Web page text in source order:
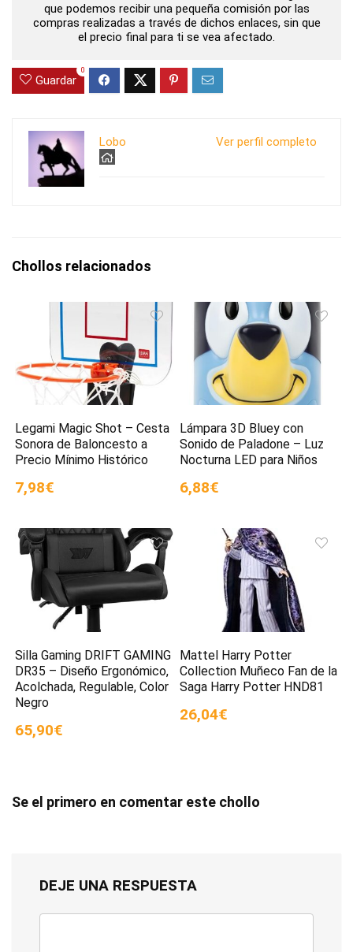
que podemos recibir una pequeña comisión por las
compras realizadas a través de dichos enlaces, sin que
el precio final para ti se vea afectado.
Guardar
0
Ver perfil completo
Lobo
Chollos relacionados
Legami Magic Shot – Cesta
Sonora de Baloncesto a
Precio Mínimo Histórico
7,98€
Lámpara 3D Bluey con
Sonido de Paladone – Luz
Nocturna LED para Niños
6,88€
Silla Gaming DRIFT GAMING
DR35 – Diseño Ergonómico,
Acolchada, Regulable, Color
Negro
65,90€
Mattel Harry Potter
Collection Muñeco Fan de la
Saga Harry Potter HND81
26,04€
Se el primero en comentar este chollo
DEJE UNA RESPUESTA